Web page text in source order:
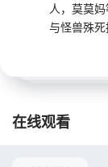
人，莫莫
与怪兽殊死
在线观看